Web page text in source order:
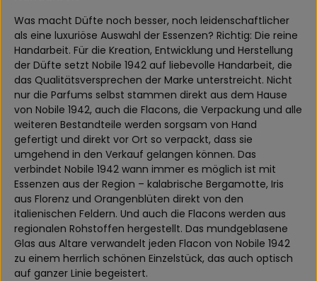
Was macht Düfte noch besser, noch leidenschaftlicher
als eine luxuriöse Auswahl der Essenzen? Richtig: Die reine
Handarbeit. Für die Kreation, Entwicklung und Herstellung
der Düfte setzt Nobile 1942 auf liebevolle Handarbeit, die
das Qualitätsversprechen der Marke unterstreicht. Nicht
nur die Parfums selbst stammen direkt aus dem Hause
von Nobile 1942, auch die Flacons, die Verpackung und alle
weiteren Bestandteile werden sorgsam von Hand
gefertigt und direkt vor Ort so verpackt, dass sie
umgehend in den Verkauf gelangen können. Das
verbindet Nobile 1942 wann immer es möglich ist mit
Essenzen aus der Region – kalabrische Bergamotte, Iris
aus Florenz und Orangenblüten direkt von den
italienischen Feldern. Und auch die Flacons werden aus
regionalen Rohstoffen hergestellt. Das mundgeblasene
Glas aus Altare verwandelt jeden Flacon von Nobile 1942
zu einem herrlich schönen Einzelstück, das auch optisch
auf ganzer Linie begeistert.